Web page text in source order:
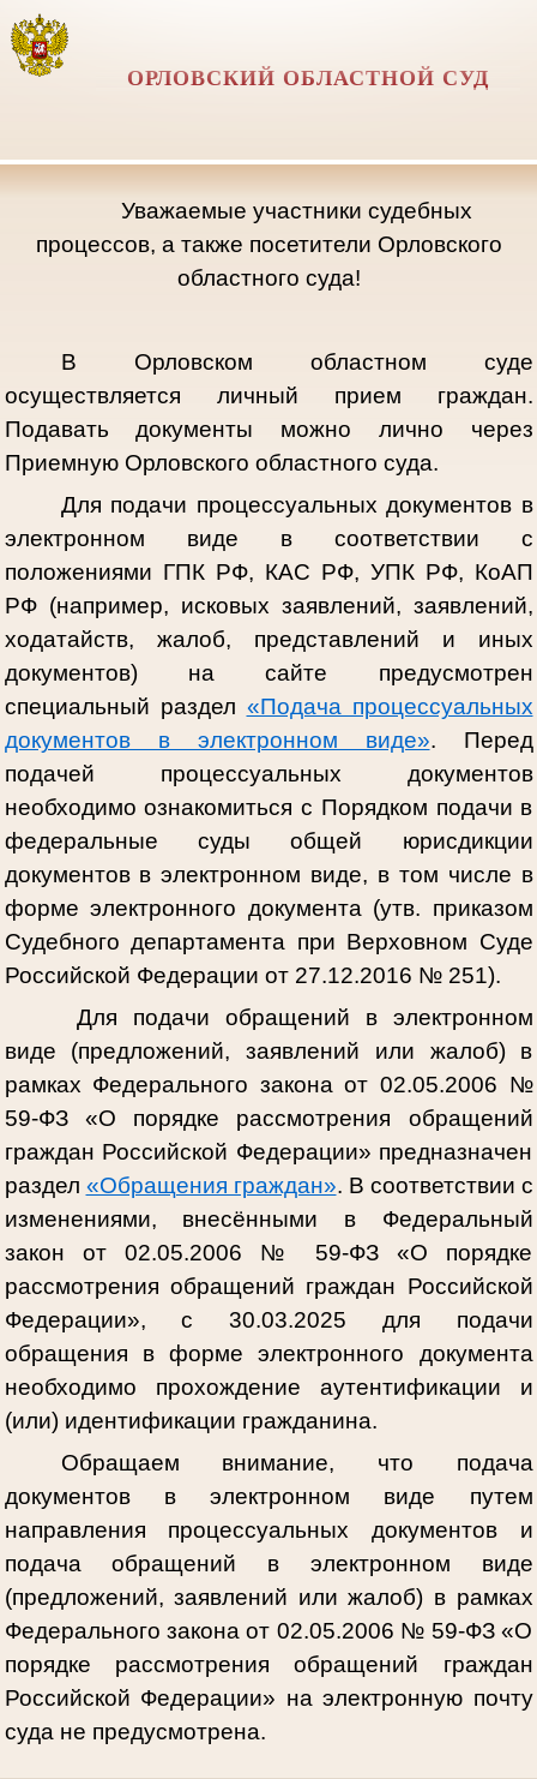
ОРЛОВСКИЙ ОБЛАСТНОЙ СУД
Уважаемые участники судебных
процессов, а также посетители Орловского
областного суда!
В Орловском областном суде
осуществляется личный прием граждан.
Подавать документы можно лично через
Приемную Орловского областного суда.
Для подачи процессуальных документов в
электронном виде в соответствии с
положениями ГПК РФ, КАС РФ, УПК РФ, КоАП
РФ (например, исковых заявлений, заявлений,
ходатайств, жалоб, представлений и иных
документов) на сайте предусмотрен
специальный раздел «Подача процессуальных
документов в электронном виде». Перед
подачей процессуальных документов
необходимо ознакомиться с Порядком подачи в
федеральные суды общей юрисдикции
документов в электронном виде, в том числе в
форме электронного документа (утв. приказом
Судебного департамента при Верховном Суде
Российской Федерации от 27.12.2016 № 251).
Для подачи обращений в электронном
виде (предложений, заявлений или жалоб) в
рамках Федерального закона от 02.05.2006 №
59-ФЗ «О порядке рассмотрения обращений
граждан Российской Федерации» предназначен
раздел «Обращения граждан». В соответствии с
изменениями, внесёнными в Федеральный
закон от 02.05.2006 № 59-ФЗ «О порядке
рассмотрения обращений граждан Российской
Федерации», с 30.03.2025 для подачи
обращения в форме электронного документа
необходимо прохождение аутентификации и
(или) идентификации гражданина.
Обращаем внимание, что подача
документов в электронном виде путем
направления процессуальных документов и
подача обращений в электронном виде
(предложений, заявлений или жалоб) в рамках
Федерального закона от 02.05.2006 № 59-ФЗ «О
порядке рассмотрения обращений граждан
Российской Федерации» на электронную почту
суда не предусмотрена.